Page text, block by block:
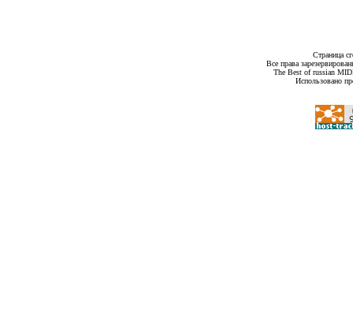
Страница
Все права
The Best of russian
Использовано